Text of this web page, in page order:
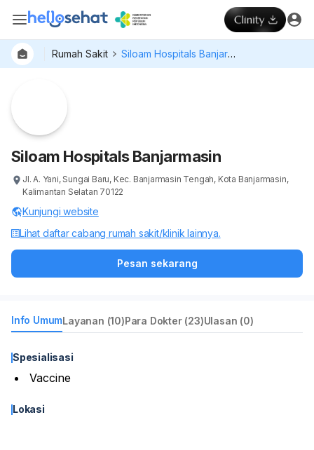
Rumah Sakit Siloam Hospitals Banjarmasin
Siloam Hospitals Banjarmasin
Jl. A. Yani, Sungai Baru, Kec. Banjarmasin Tengah, Kota Banjarmasin,
Kalimantan Selatan 70122
Kunjungi website
Lihat daftar cabang rumah sakit/klinik lainnya.
Pesan sekarang
Info UmumLayanan (10)Para Dokter (23)Ulasan (0)
Spesialisasi
Vaccine
Lokasi